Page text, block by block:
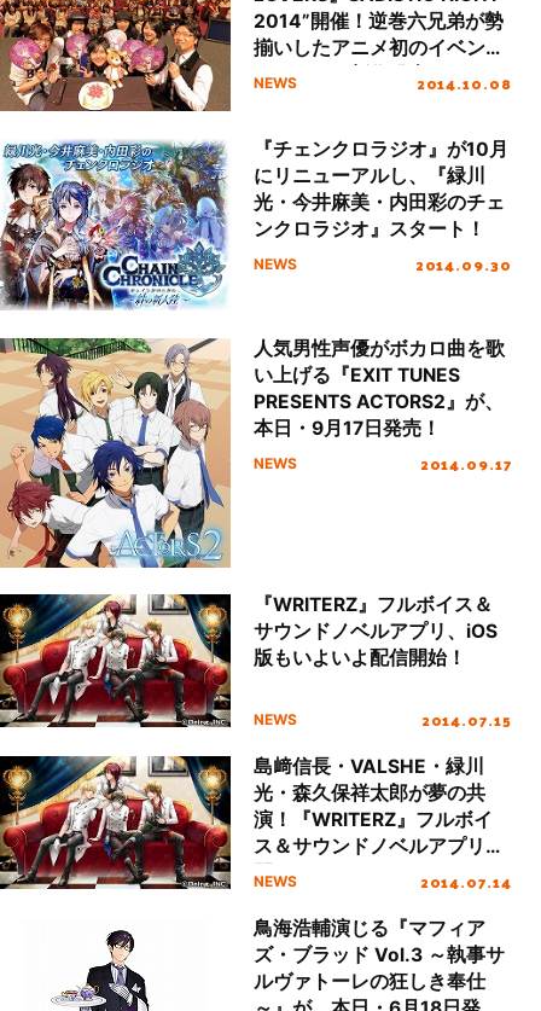
2014”開催！逆巻六兄弟が勢
揃いしたアニメ初のイベント
で、アニメ新作発表も！
NEWS 2014.10.08
『チェンクロラジオ』が10月
にリニューアルし、『緑川
光・今井麻美・内田彩のチェ
ンクロラジオ』スタート！
NEWS 2014.09.30
人気男性声優がボカロ曲を歌
い上げる『EXIT TUNES
PRESENTS ACTORS2』が、
本日・9月17日発売！
NEWS 2014.09.17
『WRITERZ』フルボイス＆
サウンドノベルアプリ、iOS
版もいよいよ配信開始！
NEWS 2014.07.15
島﨑信長・VALSHE・緑川
光・森久保祥太郎が夢の共
演！『WRITERZ』フルボイ
ス＆サウンドノベルアプリ公
開！
NEWS 2014.07.14
鳥海浩輔演じる『マフィア
ズ・ブラッド Vol.3 ～執事サ
ルヴァトーレの狂しき奉仕